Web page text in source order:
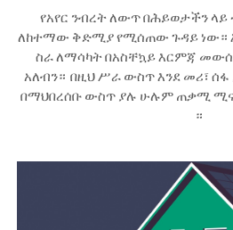
የአየር ንብረት ለውጥ በሕይወታችን ላይ
ለከተማው ቅድሚያ የሚሰጠው ጉዳይ ነው።
ስራ ለማሳካት በአስቸኳይ እርምጃ
አለብን። በዚህ ሥራ ውስጥ እንደ መሪ፣
በማህበረሰቡ ውስጥ ያሉ ሁሉም ጠቃሚ
።